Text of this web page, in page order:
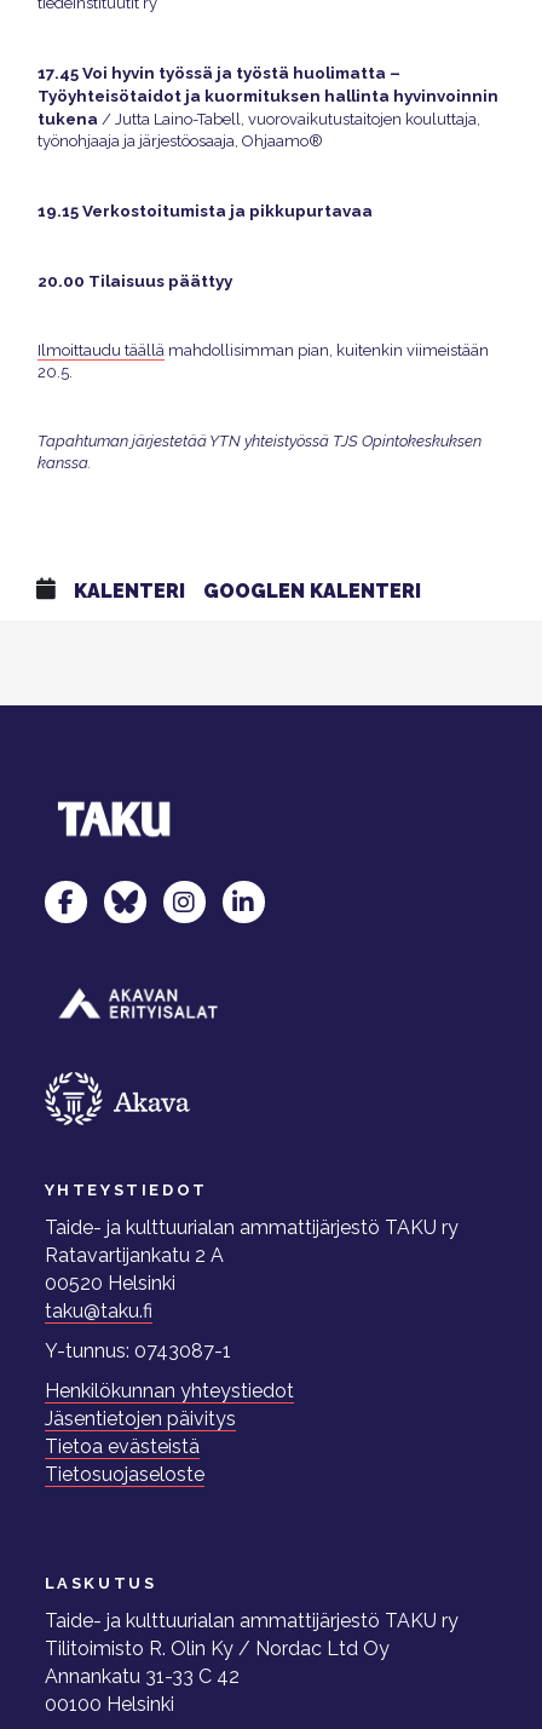
17.45 Voi hyvin työssä ja työstä huolimatta –
Työyhteisötaidot ja kuormituksen hallinta hyvinvoinnin
tukena / Jutta Laino-Tabell, vuorovaikutustaitojen kouluttaja,
työnohjaaja ja järjestöosaaja, Ohjaamo®
19.15 Verkostoitumista ja pikkupurtavaa
20.00 Tilaisuus päättyy
Ilmoittaudu täällä mahdollisimman pian, kuitenkin viimeistään
20.5.
Tapahtuman järjestetää YTN yhteistyössä TJS Opintokeskuksen
kanssa.
KALENTERI GOOGLEN KALENTERI
TAKU Facebookissa
TAKU Twitterissä
TAKU Instagramissa
TAKU LinkedInissä
YHTEYSTIEDOT
Taide- ja kulttuurialan ammattijärjestö TAKU ry
Ratavartijankatu 2 A
00520 Helsinki
taku@taku.fi
Y-tunnus: 0743087-1
Henkilökunnan yhteystiedot
Jäsentietojen päivitys
Tietoa evästeistä
Tietosuojaseloste
LASKUTUS
Taide- ja kulttuurialan ammattijärjestö TAKU ry
Tilitoimisto R. Olin Ky / Nordac Ltd Oy
Annankatu 31-33 C 42
00100 Helsinki